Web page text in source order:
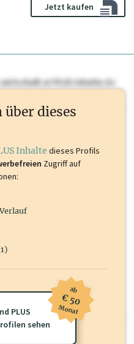
Jetzt kaufen
wirtschaft.at PLUS Inhaltedie
Schalten Sie dieses Profil frei
zu sehen. wirtschaft.at PLUS
Aussendungen, und viele
dieses
Inhalte dieses Profils
Zugriff auf
PLUS
sehen
ab
€ 50
Monat